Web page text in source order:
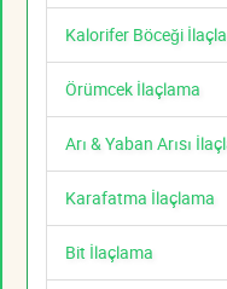
Kalorifer Böceği
Örümcek İlaçlama
Arı & Yaban Arısı
Karafatma İlaçlama
Bit İlaçlama